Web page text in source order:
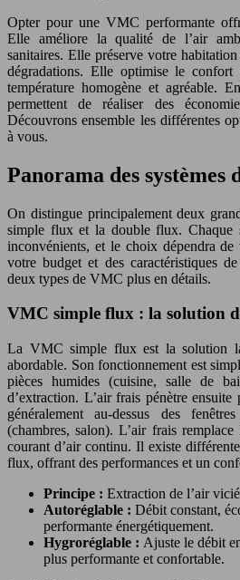
Opter pour une VMC performante
Elle améliore la qualité de l’air
sanitaires. Elle préserve votre
dégradations. Elle optimise le confort
température homogène et agréable.
permettent de réaliser des
Découvrons ensemble les différentes
à vous.
Panorama des systèmes
On distingue principalement deux
simple flux et la double flux. Chaque
inconvénients, et le choix dépendra de
votre budget et des caractéristiques
deux types de VMC plus en détails.
VMC simple flux : la solution
La VMC simple flux est la solution
abordable. Son fonctionnement est
pièces humides (cuisine, salle de
d’extraction. L’air frais pénètre ensuite
généralement au-dessus des
(chambres, salon). L’air frais
courant d’air continu. Il existe
flux, offrant des performances et un
Principe : Extraction de l’air
Autoréglable : Débit constant,
performante énergétiquement.
Hygroréglable : Ajuste le débit
plus performante et confortable.